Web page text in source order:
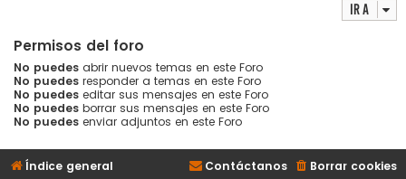
Ir a
Permisos del foro
No puedes abrir nuevos temas en este Foro
No puedes responder a temas en este Foro
No puedes editar sus mensajes en este Foro
No puedes borrar sus mensajes en este Foro
No puedes enviar adjuntos en este Foro
Índice general Borrar cookies
Contáctanos